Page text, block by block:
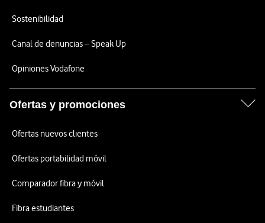
Sostenibilidad
Canal de denuncias – Speak Up
Opiniones Vodafone
Ofertas y promociones
Ofertas nuevos clientes
Ofertas portabilidad móvil
Comparador fibra y móvil
Fibra estudiantes